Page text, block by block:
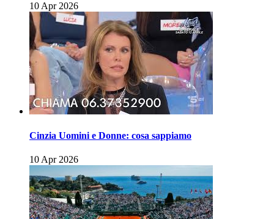
10 Apr 2026
Cinzia Uomini e Donne: cosa sappiamo
10 Apr 2026